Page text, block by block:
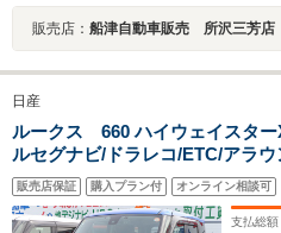
販売店： 船津自動車販売 所沢三芳店 ＪＵ
日産
ルークス 660 ハイウェイスタ
ルセグナビ/ドラレコ/ETC/アラ
ー/LEDライト/ハンズフリーパワ
ブレーキ/ソナーセンサー/サーキ
エアコン
販売店保証 購入プラン付 オンライン相談可
支払総額